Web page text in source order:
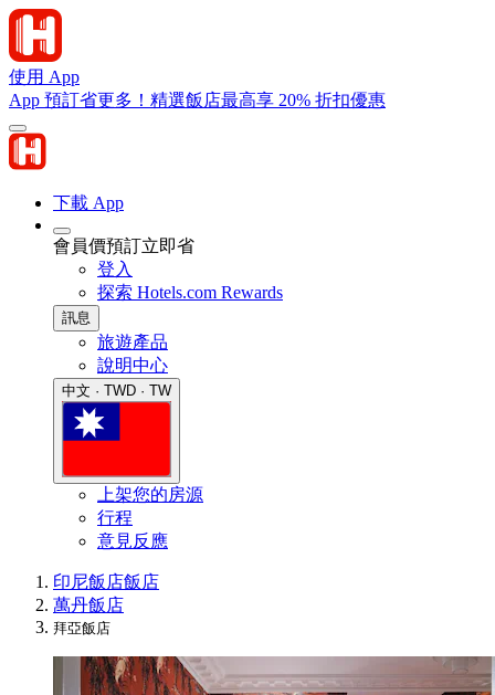
使用 App
App 預訂省更多！精選飯店最高享 20% 折扣優惠
下載 App
會員價預訂立即省
登入
探索 Hotels.com Rewards
訊息
旅遊產品
說明中心
中文 · TWD · TW
上架您的房源
行程
意見反應
印尼飯店飯店
萬丹飯店
拜亞飯店